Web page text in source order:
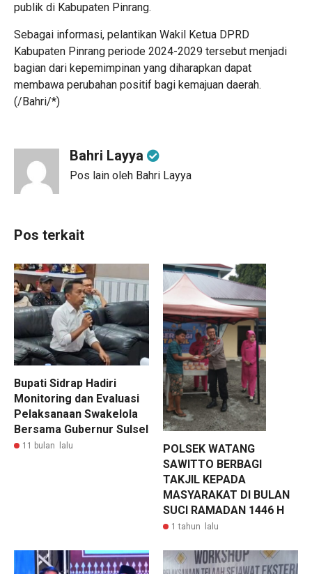
publik di Kabupaten Pinrang.
Sebagai informasi, pelantikan Wakil Ketua DPRD
Kabupaten Pinrang periode 2024-2029 tersebut menjadi
bagian dari kepemimpinan yang diharapkan dapat
membawa perubahan positif bagi kemajuan daerah.
(/Bahri/*)
Bahri Layya
Pos lain oleh Bahri Layya
Pos terkait
Bupati Sidrap Hadiri
Monitoring dan Evaluasi
Pelaksanaan Swakelola
Bersama Gubernur Sulsel
11 bulan lalu
POLSEK WATANG
SAWITTO BERBAGI
TAKJIL KEPADA
MASYARAKAT DI BULAN
SUCI RAMADAN 1446 H
1 tahun lalu